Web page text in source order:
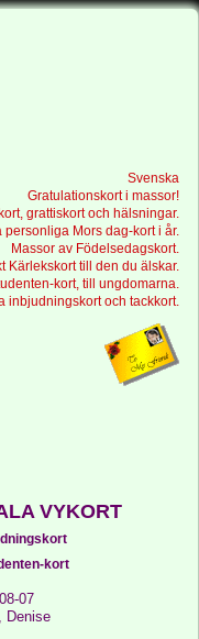
Svenska
Gratulationskort i massor!
grattiskort och hälsningar.
personliga Mors dag-kort i år.
Massor av Födelsedagskort.
Kärlekskort till den du älskar.
kort, till ungdomarna.
inbjudningskort och tackkort.
VYKORT
kort
07
Denise